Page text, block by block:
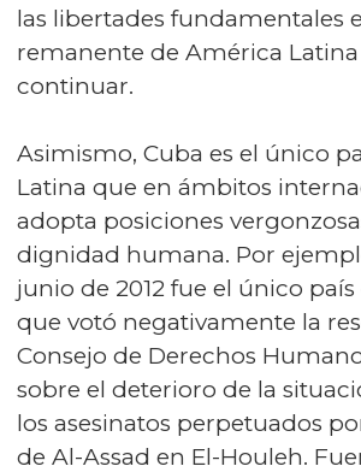
las libertades fundamentales
remanente de América
continuar.
Asimismo, Cuba es el único
Latina que en ámbitos
adopta posiciones
dignidad humana. Por
junio de 2012 fue el único
que votó negativamente la
Consejo de Derechos
sobre el deterioro de la
los asesinatos perpetuados
de Al-Assad en El-Houleh.